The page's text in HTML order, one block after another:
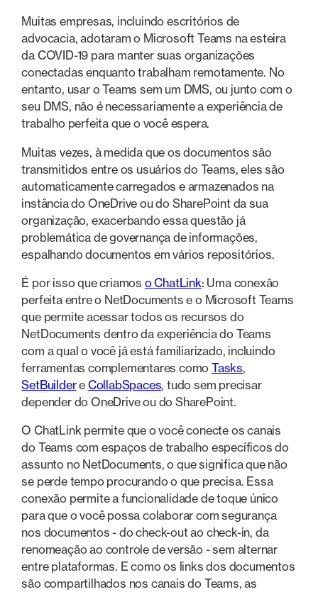
Muitas empresas, incluindo escritórios de
advocacia, adotaram o Microsoft Teams na esteira
da COVID-19 para manter suas organizações
conectadas enquanto trabalham remotamente. No
entanto, usar o Teams sem um DMS, ou junto com o
seu DMS, não é necessariamente a experiência de
trabalho perfeita que o você espera.
Muitas vezes, à medida que os documentos são
transmitidos entre os usuários do Teams, eles são
automaticamente carregados e armazenados na
instância do OneDrive ou do SharePoint da sua
organização, exacerbando essa questão já
problemática de governança de informações,
espalhando documentos em vários repositórios.
É por isso que criamos o ChatLink: Uma conexão
perfeita entre o NetDocuments e o Microsoft Teams
que permite acessar todos os recursos do
NetDocuments dentro da experiência do Teams
com a qual o você já está familiarizado, incluindo
ferramentas complementares como Tasks,
SetBuildere CollabSpaces, tudo sem precisar
depender do OneDrive ou do SharePoint.
O ChatLink permite que o você conecte os canais
do Teams com espaços de trabalho específicos do
assunto no NetDocuments, o que significa que não
se perde tempo procurando o que precisa. Essa
conexão permite a funcionalidade de toque único
para que o você possa colaborar com segurança
nos documentos - do check-out ao check-in, da
renomeação ao controle de versão - sem alternar
entre plataformas. E como os links dos documentos
são compartilhados nos canais do Teams, as